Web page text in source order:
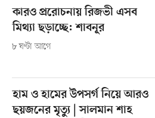
কারও প্ররোচনায় রিজভী এসব
মিথ্যা ছড়াচ্ছে: শাবনূর
৮ ঘণ্টা আগে
হাম ও হামের উপসর্গ নিয়ে আরও
ছয়জনের মৃত্যু | সালমান শাহ